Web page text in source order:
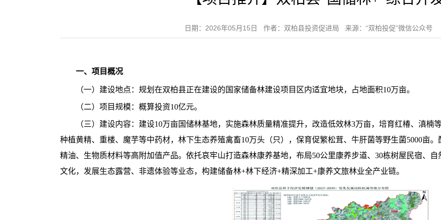
日期：2026年05月15日 作者：双柏县投资促进局 来源：“双柏投促”微信公众号
一、项目概况
（一）建设地点：规划在双柏县正在建设的国家储备林建设项目区内适宜地块，占地面积10万亩。
（二）项目规模：概算投资10亿元。
（三）建设内容：建设10万亩国储林基地，实施森林质量精准提升，改造低效林3万亩，培育红椿、滇楠
种植黄精、重楼、魔芋等中药材，林下生态养殖禽畜10万头（只），保育促繁松茸、牛肝菌等野生菌5000亩
精油、生物质材料等高附加值产品。依托哀牢山打造森林康养基地，布局50公里康养步道、30栋树屋民宿、
文化，发展生态露营、非遗体验等业态，构建储备林+林下经济+精深加工+康养文旅林业全产业链。